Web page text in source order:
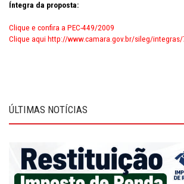
Íntegra da proposta:
Clique e confira a PEC-449/2009
Clique aqui http://www.camara.gov.br/sileg/
ÚLTIMAS NOTÍCIAS